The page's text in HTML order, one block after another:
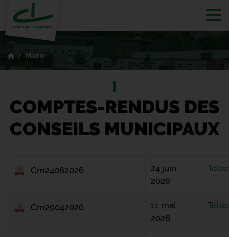
Mairie
COMPTES-RENDUS DES
CONSEILS MUNICIPAUX
Cm24062026
24 juin
2026
Cm29042026
11 mai
2026